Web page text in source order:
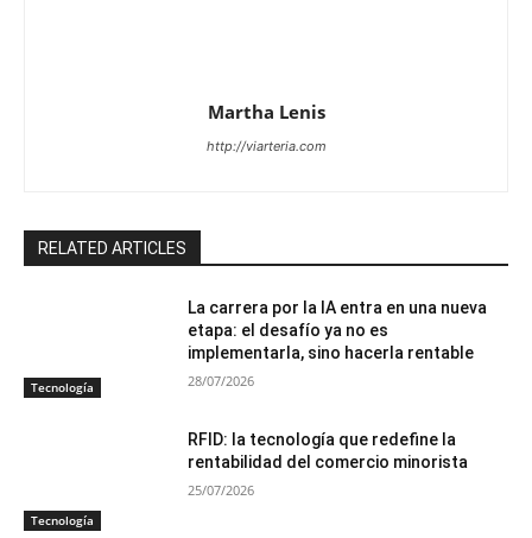
Martha Lenis
http://viarteria.com
RELATED ARTICLES
Tecnología
La carrera por la IA entra en una nueva
etapa: el desafío ya no es
implementarla, sino hacerla rentable
28/07/2026
Tecnología
RFID: la tecnología que redefine la
rentabilidad del comercio minorista
25/07/2026